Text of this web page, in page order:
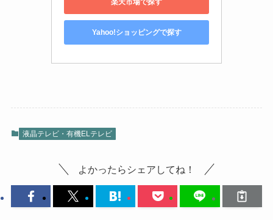
Yahoo!ショッピングで探す
液晶テレビ・有機ELテレビ
よかったらシェアしてね！